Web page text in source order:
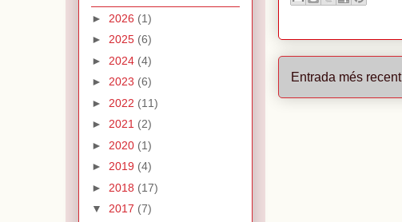
Entrada més recent
► 2026 (1)
► 2025 (6)
► 2024 (4)
► 2023 (6)
► 2022 (11)
► 2021 (2)
► 2020 (1)
► 2019 (4)
► 2018 (17)
▼ 2017 (7)